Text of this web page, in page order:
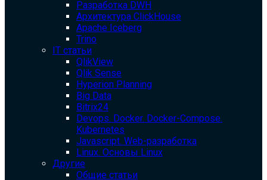
Разработка DWH
Архитектура ClickHouse
Apache Iceberg
Trino
IT статьи
QlikView
Qlik Sense
Hyperion Planning
Big Data
Bitrix24
Devops. Docker. Docker-Compose.
Kubernetes
Javascript. Web-разработка
Linux. Основы Linux
Другие
Общие статьи